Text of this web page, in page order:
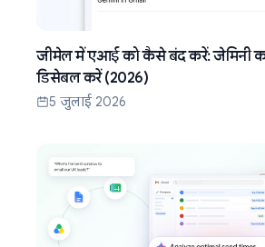
जीमेल में एआई को कैसे बंद करें: जेमिनी
डिसेबल करें (2026)
5 जुलाई 2026